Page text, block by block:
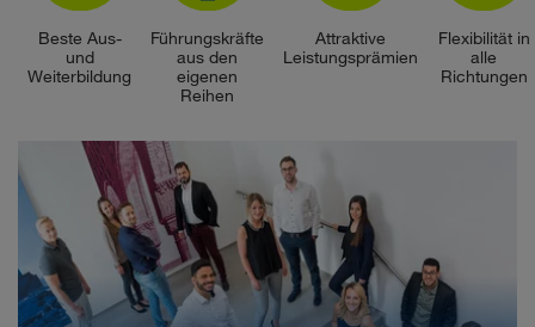
Beste Aus-
und
Weiterbildung
Führungskräfte
aus den
eigenen
Reihen
Attraktive
Leistungsprämien
Flexibilität in
alle
Richtungen